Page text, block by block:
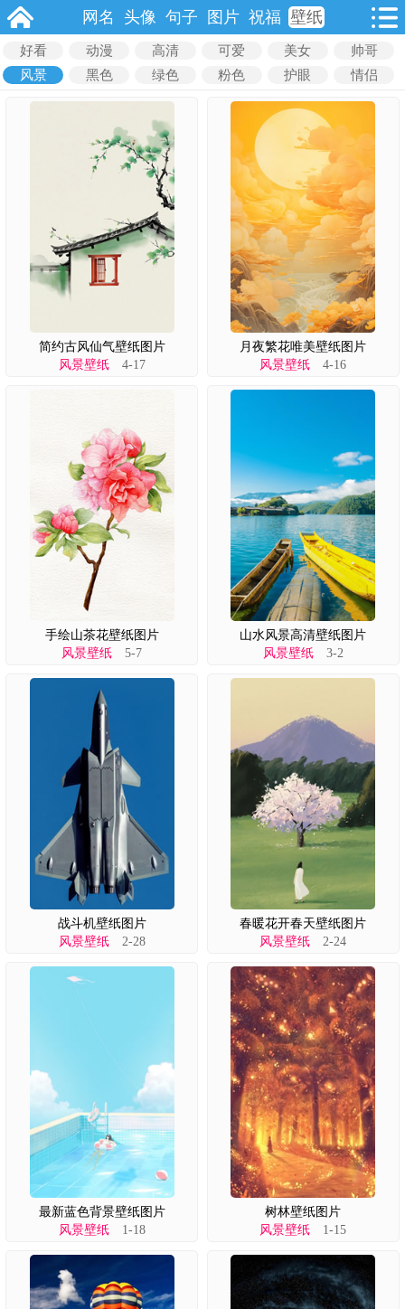
网名 头像 句子 图片 祝福 壁纸
好看 动漫 高清 可爱 美女
帅哥
风景
黑色 绿色 粉色 护眼 情侣
简约古风仙气壁纸图片
风景壁纸4-17
月夜繁花唯美壁纸图片
风景壁纸 4-16
手绘山茶花壁纸图片
风景壁纸 5-7
山水风景高清壁纸图片
风景壁纸3-2
战斗机壁纸图片
风景壁纸2-28
春暖花开春天壁纸图片
风景壁纸 2-24
最新蓝色背景壁纸图片
风景壁纸1-18
树林壁纸图片
风景壁纸 1-15